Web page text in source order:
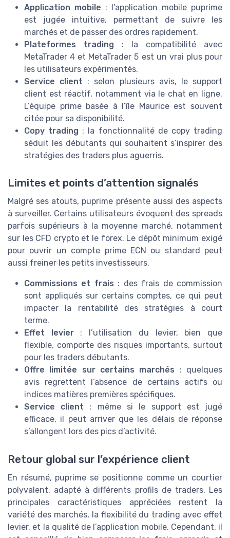
Application mobile : l’application mobile puprime
est jugée intuitive, permettant de suivre les
marchés et de passer des ordres rapidement.
Plateformes trading : la compatibilité avec
MetaTrader 4 et MetaTrader 5 est un vrai plus pour
les utilisateurs expérimentés.
Service client : selon plusieurs avis, le support
client est réactif, notamment via le chat en ligne.
L’équipe prime basée à l’île Maurice est souvent
citée pour sa disponibilité.
Copy trading : la fonctionnalité de copy trading
séduit les débutants qui souhaitent s’inspirer des
stratégies des traders plus aguerris.
Limites et points d’attention signalés
Malgré ses atouts, puprime présente aussi des aspects
à surveiller. Certains utilisateurs évoquent des spreads
parfois supérieurs à la moyenne marché, notamment
sur les CFD crypto et le forex. Le dépôt minimum exigé
pour ouvrir un compte prime ECN ou standard peut
aussi freiner les petits investisseurs.
Commissions et frais : des frais de commission
sont appliqués sur certains comptes, ce qui peut
impacter la rentabilité des stratégies à court
terme.
Effet levier: l’utilisation du levier, bien que
flexible, comporte des risques importants, surtout
pour les traders débutants.
Offre limitée sur certains marchés : quelques
avis regrettent l’absence de certains actifs ou
indices matières premières spécifiques.
Service client : même si le support est jugé
efficace, il peut arriver que les délais de réponse
s’allongent lors des pics d’activité.
Retour global sur l’expérience client
En résumé, puprime se positionne comme un courtier
polyvalent, adapté à différents profils de traders. Les
principales caractéristiques appréciées restent la
variété des marchés, la flexibilité du trading avec effet
levier, et la qualité de l’application mobile. Cependant, il